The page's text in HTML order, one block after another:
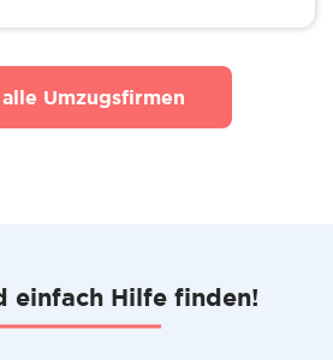
alle Umzugsfirmen
einfach Hilfe finden!